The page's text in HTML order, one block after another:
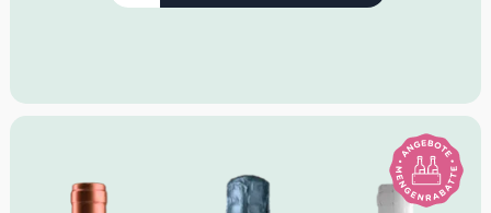
Glas. In der Nase erinnern die Duftnoten an Cassis,
Farbe: erdiges Rubinrot
Geschmack: vollmundig, mineralisch,
würzig